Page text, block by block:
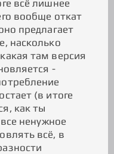
всё лишнее
вообще откат
предлагает
насколько
там версия
-
(в итоге
как ты
ненужное
всё, в